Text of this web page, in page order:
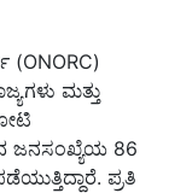
(ONORC)
ಮತ್ತು
ಜನಸಂಖ್ಯೆಯ 86
ಪ್ರತಿ